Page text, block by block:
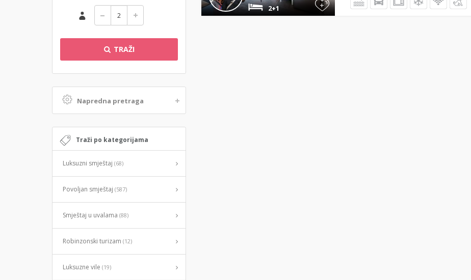
TRAŽI
Napredna pretraga
Traži po kategorijama
Luksuzni smještaj (68)
Povoljan smještaj (587)
Smještaj u uvalama (88)
Robinzonski turizam (12)
Luksuzne vile (19)
+
2+1